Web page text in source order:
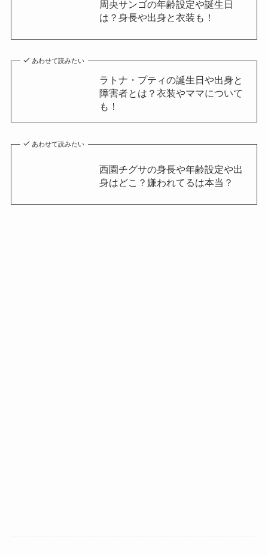
周央サンゴの年齢設定や誕生日
は？身長や出身と衣装も！
あわせて読みたい
ラトナ・プティの誕生日や出身と
障害者とは？衣装やママについて
も！
あわせて読みたい
西園チグサの身長や年齢設定や出
身はどこ？嫌われてるは本当？